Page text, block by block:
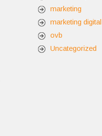
marketing
marketing digital
ovb
Uncategorized